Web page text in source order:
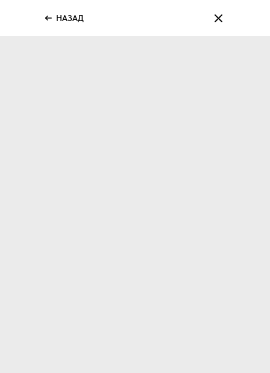
НАЗАД